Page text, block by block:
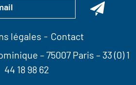
légales
Contact
– 75007 Paris – 33 (0) 1
44 18 98 62